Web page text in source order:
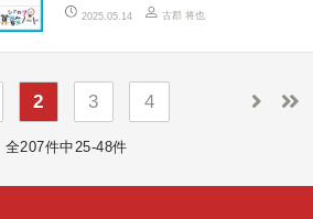
2025.05.14 古郡 将也
2 3 4
全207件中25-48件